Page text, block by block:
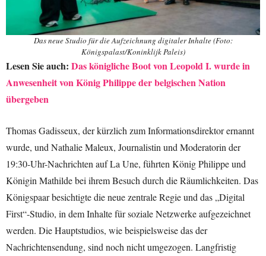
Das neue Studio für die Aufzeichnung digitaler Inhalte (Foto:
Königspalast/Koninklijk Paleis)
Lesen Sie auch: Das königliche Boot von Leopold I. wurde in
Anwesenheit von König Philippe der belgischen Nation
übergeben
Thomas Gadisseux, der kürzlich zum Informationsdirektor ernannt
wurde, und Nathalie Maleux, Journalistin und Moderatorin der
19:30-Uhr-Nachrichten auf La Une, führten König Philippe und
Königin Mathilde bei ihrem Besuch durch die Räumlichkeiten. Das
Königspaar besichtigte die neue zentrale Regie und das „Digital
First“-Studio, in dem Inhalte für soziale Netzwerke aufgezeichnet
werden. Die Hauptstudios, wie beispielsweise das der
Nachrichtensendung, sind noch nicht umgezogen. Langfristig